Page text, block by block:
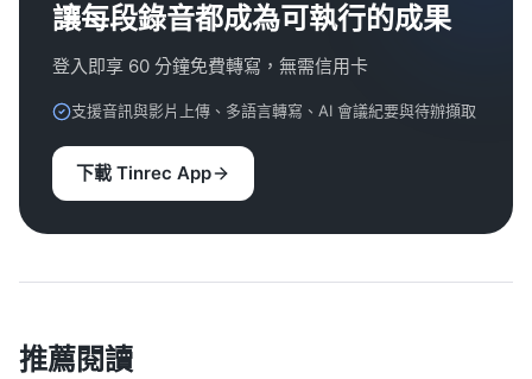
讓每段錄音都成為可執行的成果
登入即享 60 分鐘免費轉寫，無需信用卡
支援音訊與影片上傳、多語言轉寫、AI 會議紀要與待辦擷取
下載 Tinrec App
推薦閱讀